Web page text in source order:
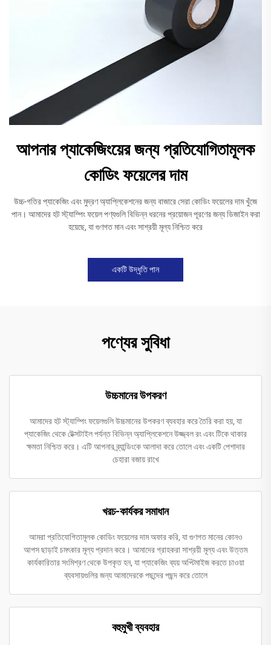
আপনার প্যাকেজিংয়ের জন্য প্রতিযোগিতামূলক
কোডিং ফয়েলের দাম
উচ্চ-গতির প্যাকেজিং এবং মুদ্রণ অ্যাপ্লিকেশনের জন্য বাজারে সেরা কোডিং ফয়েলের দাম খুঁজে
পান। আমাদের হট স্ট্যাম্পিং ফয়েল পণ্যগুলি বিভিন্ন ধরনের প্রয়োজন পূরণের জন্য ডিজাইন করা
হয়েছে, যা গুণগত মান এবং সাশ্রয়ী মূল্য নিশ্চিত করে
একটি উদ্ধৃতি পান
পণ্যের সুবিধা
উচ্চমানের উপকরণ
আমাদের হট স্ট্যাম্পিং ফয়েলগুলি উচ্চমানের উপকরণ ব্যবহার করে তৈরি করা হয়, যা
প্যাকেজিং থেকে টেক্সটাইল পর্যন্ত বিভিন্ন অ্যাপ্লিকেশনে উজ্জ্বল রং এবং টিকে থাকার
ক্ষমতা নিশ্চিত করে। এটি আপনার ব্র্যান্ডিংকে আলাদা করে তোলে এবং একটি পেশাদার
চেহারা বজায় রাখে
খরচ-কার্যকর সমাধান
আমরা প্রতিযোগিতামূলক কোডিং ফয়েলের দাম অফার করি, যা গুণগত মানের কোনও
আপস ছাড়াই চমৎকার মূল্য প্রদান করে। আমাদের গ্রাহকরা সাশ্রয়ী মূল্য এবং উত্তম
কার্যকারিতার সংমিশ্রণ থেকে উপকৃত হন, যা প্যাকেজিং ব্যয় অপ্টিমাইজ করতে চাওয়া
ব্যবসায়গুলির জন্য আমাদেরকে পছন্দের পছন্দ করে তোলে
বহুমুখী ব্যবহার